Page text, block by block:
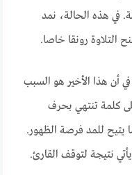
في هذه الحالة، نمد
التلاوة رونقا خاصا.
أن هذا الأخير هو السبب
كلمة تنتهي بحرف
للمد فرصة الظهور.
نتيجة لتوقف القارئ.